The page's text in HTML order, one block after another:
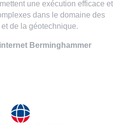
une exécution efficace et
dans le domaine des
de la géotechnique.
Berminghammer